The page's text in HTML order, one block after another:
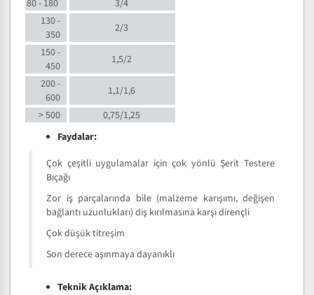
80 - 180
3/4
130 -
350
2/3
150 -
450
1,5/2
200 -
600
1,1/1,6
> 500
0,75/1,25
Faydalar:
Çok çeşitli uygulamalar için çok yönlü Şerit Testere
Bıçağı
Zor iş parçalarında bile (malzeme karışımı, değişen
bağlantı uzunlukları) diş kırılmasına karşı dirençli
Çok düşük titreşim
Son derece aşınmaya dayanıklı
Teknik Açıklama: